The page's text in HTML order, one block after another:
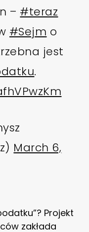
– #teraz
#Sejm o
jest
.
March 6,
Projekt
zakłada